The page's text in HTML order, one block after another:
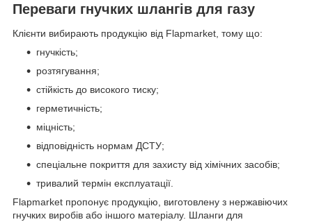
Переваги гнучких шлангів для газу
Клієнти вибирають продукцію від Flapmarket, тому що:
гнучкість;
розтягування;
стійкість до високого тиску;
герметичність;
міцність;
відповідність нормам ДСТУ;
спеціальне покриття для захисту від хімічних засобів;
тривалий термін експлуатації.
Flapmarket пропонує продукцію, виготовлену з нержавіючих
гнучких виробів або іншого матеріалу. Шланги для